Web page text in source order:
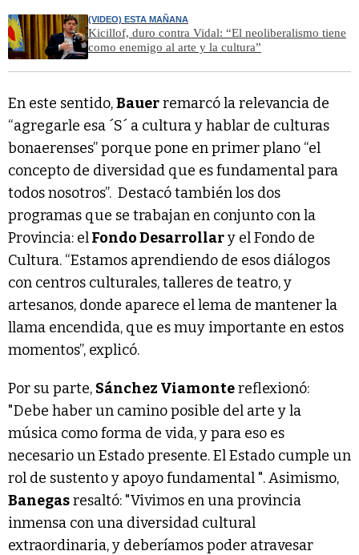
(VIDEO) ESTA MAÑANA
Kicillof, duro contra Vidal: “El neoliberalismo tiene
como enemigo al arte y la cultura”
En este sentido,Bauerremarcó la relevancia de
“agregarle esa ´S´ a cultura y hablar de culturas
bonaerenses” porque pone en primer plano “el
concepto de diversidad que es fundamental para
todos nosotros”. Destacó también los dos
programas que se trabajan en conjunto con la
Provincia: elFondo Desarrollary el Fondo de
Cultura. “Estamos aprendiendo de esos diálogos
con centros culturales, talleres de teatro, y
artesanos, donde aparece el lema de mantener la
llama encendida, que es muy importante en estos
momentos”, explicó.
Por su parte, Sánchez Viamontereflexionó:
"Debe haber un camino posible del arte y la
música como forma de vida, y para eso es
necesario un Estado presente. El Estado cumple un
rol de sustento y apoyo fundamental ". Asimismo,
Banegasresaltó: "Vivimos en una provincia
inmensa con una diversidad cultural
extraordinaria, y deberíamos poder atravesar